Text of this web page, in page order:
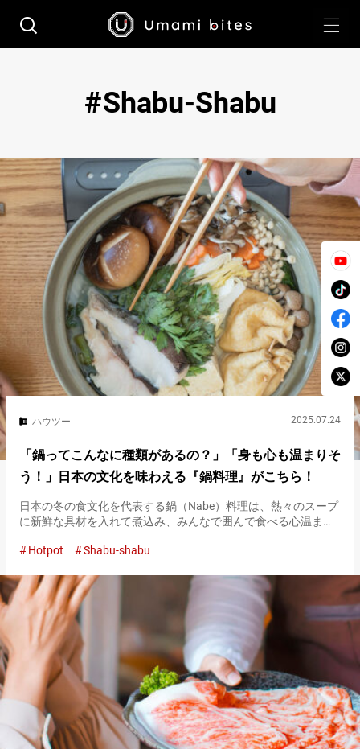
Shabu-Shabu
ハウツー 2025.07.24
「鍋ってこんなに種類があるの？」「身も心も温まりそ
う！」日本の文化を味わえる『鍋料理』がこちら！
日本の冬の食文化を代表する鍋（Nabe）料理は、熱々のスープ
に新鮮な具材を入れて煮込み、みんなで囲んで食べる心温まる
でもあり、ぜひ体験しておきたい食文化といえるでしょう。北
Hotpot Shabu-shabu